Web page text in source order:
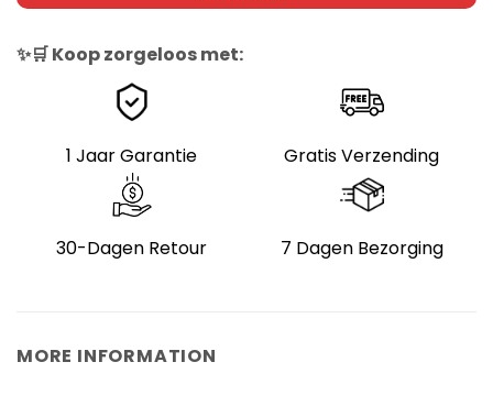
✨🛒 Koop zorgeloos met:
1 Jaar Garantie Gratis Verzending
30-Dagen Retour 7 Dagen Bezorging
MORE INFORMATION